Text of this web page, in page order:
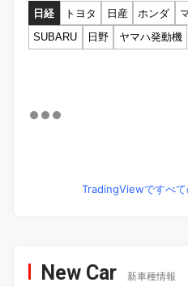
日経 トヨタ 日産 ホンダ
SUBARU
日野 ヤマハ発動機
TradingViewですべ
New Car 新車種情報